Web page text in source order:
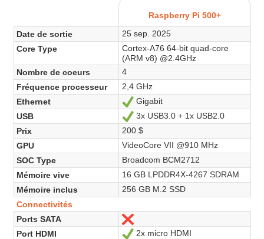
Raspberry Pi 500+
Date de sortie
25 sep. 2025
Core Type
Cortex-A76 64-bit quad-core
(ARM v8) @2.4GHz
Nombre de coeurs
4
Fréquence processeur
2,4 GHz
Ethernet
Oui
Gigabit
USB
Oui
3x USB3.0 + 1x USB2.0
Prix
200 $
GPU
VideoCore VII @910 MHz
SOC Type
Broadcom BCM2712
Mémoire vive
16 GB LPDDR4X-4267 SDRAM
Mémoire inclus
256 GB M.2 SSD
Connectivités
Ports SATA
Non
Port HDMI
Oui
2x micro HDMI